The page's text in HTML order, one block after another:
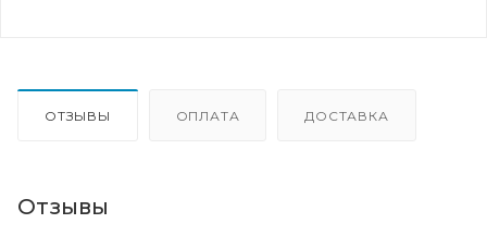
ОТЗЫВЫ ОПЛАТА ДОСТАВКА
Отзывы